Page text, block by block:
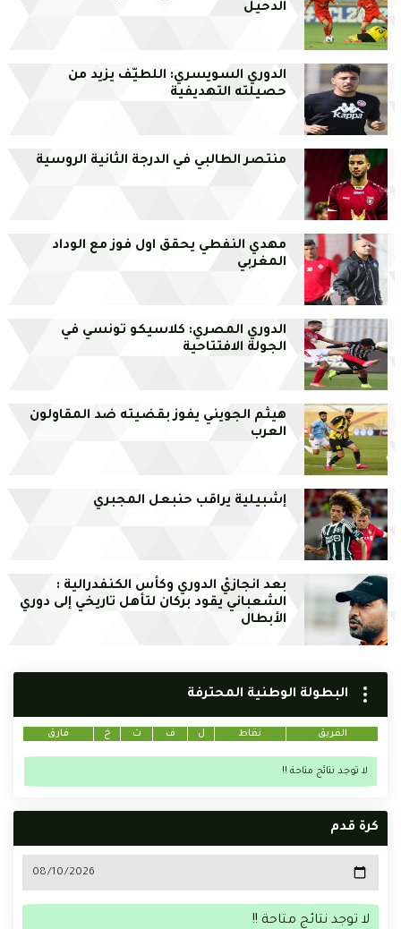
الدحيل
الدوري السويسري: اللطيّف يزيد من
حصيلته التهديفية
منتصر الطالبي في الدرجة الثانية الروسية
مهدي النفطي يحقق اول فوز مع الوداد
المغربي
الدوري المصري: كلاسيكو تونسي في
الجولة الافتتاحية
هيثم الجويني يفوز بقضيته ضد المقاولون
العرب
إشبيلية يراقب حنبعل المجبري
بعد انجازيْ الدوري وكأس الكنفدرالية :
الشعباني يقود بركان لتأهل تاريخي إلى دوري
الأبطال
البطولة الوطنية المحترفة
الفريق نقاط ل ف ت خ فارق
لا توجد نتائج متاحة !!
كرة قدم
لا توجد نتائج متاحة !!